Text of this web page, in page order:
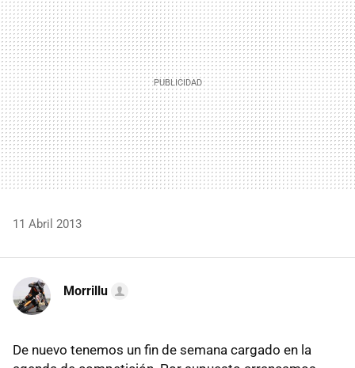
11 Abril 2013
Morrillu
De nuevo tenemos un fin de semana cargado en la